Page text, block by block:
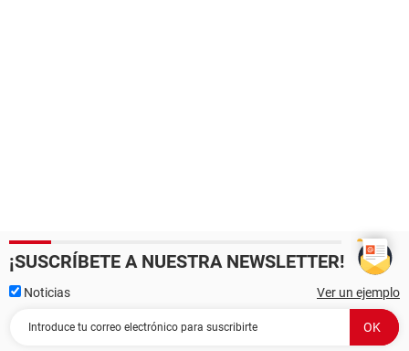
¡SUSCRÍBETE A NUESTRA NEWSLETTER!
Noticias Ver un ejemplo